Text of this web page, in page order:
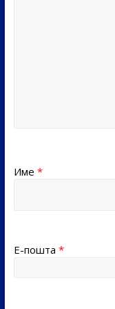
Име *
Е-пошта *